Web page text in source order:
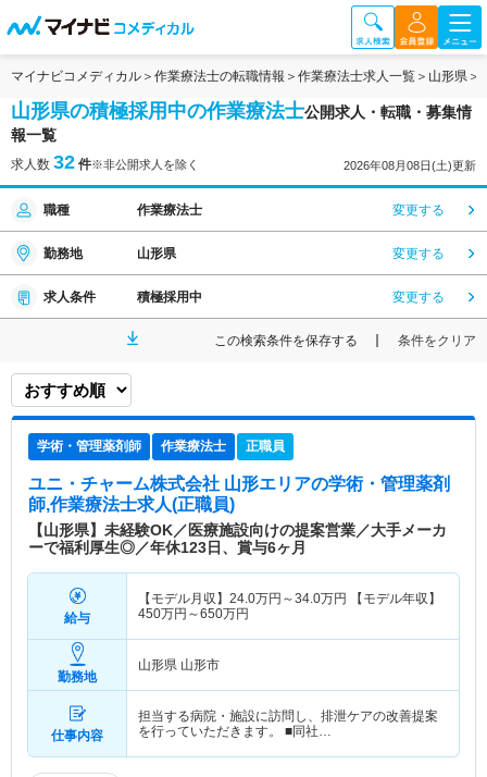
マイナビコメディカル 作業療法士の転職情報 作業療法士求人一覧 山形県
山形県の積極採用中の作業療法士公開求人・転職・募集情
報一覧
求人数 32 件※非公開求人を除く 2026年08月08日(土)更新
職種 作業療法士 変更する
勤務地 山形県 変更する
求人条件 積極採用中 変更する
この検索条件を保存する 条件をクリア
学術・管理薬剤師 作業療法士 正職員
ユニ・チャーム株式会社 山形エリアの学術・管理薬剤
師,作業療法士求人(正職員)
【山形県】未経験OK／医療施設向けの提案営業／大手メーカ
ーで福利厚生◎／年休123日、賞与6ヶ月
給与
【モデル月収】 24.0万円～34.0万円
【モデル年収】
450万円～650万円
勤務地
山形県 山形市
仕事内容
担当する病院・施設に訪問し、排泄ケアの改善提案
を行っていただきます。 ■同社…